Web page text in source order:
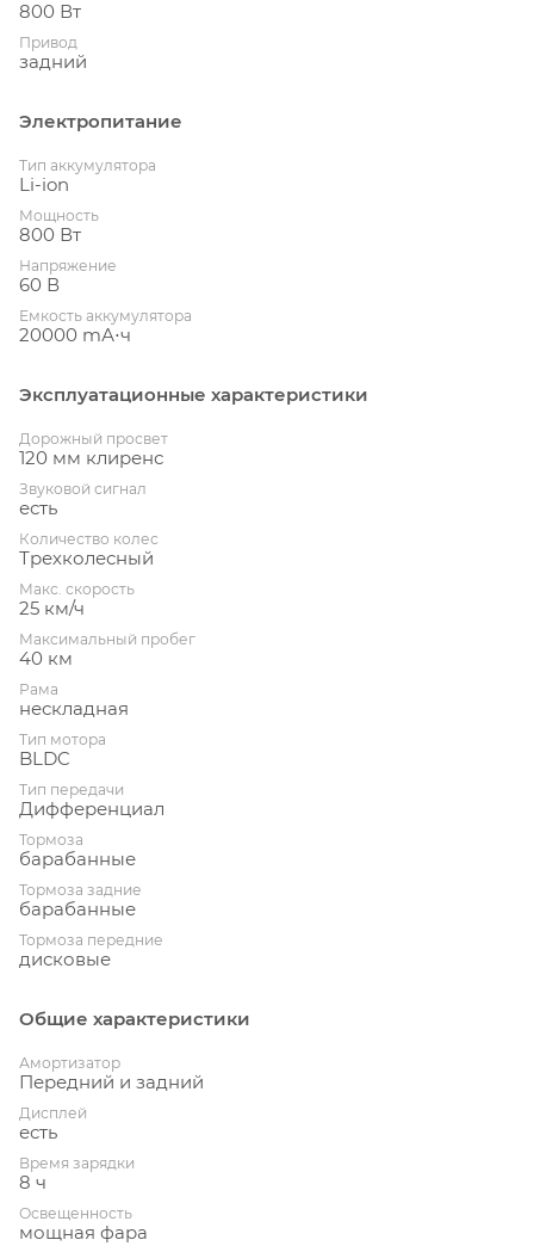
800 Вт
Привод
задний
Электропитание
Тип аккумулятора
Li-ion
Мощность
800 Вт
Напряжение
60 В
Емкость аккумулятора
20000 mА⋅ч
Эксплуатационные характеристики
Дорожный просвет
120 мм клиренс
Звуковой сигнал
есть
Количество колес
Трехколесный
Макс. скорость
25 км/ч
Максимальный пробег
40 км
Рама
нескладная
Тип мотора
BLDC
Тип передачи
Дифференциал
Тормоза
барабанные
Тормоза задние
барабанные
Тормоза передние
дисковые
Общие характеристики
Амортизатор
Передний и задний
Дисплей
есть
Время зарядки
8 ч
Освещенность
мощная фара